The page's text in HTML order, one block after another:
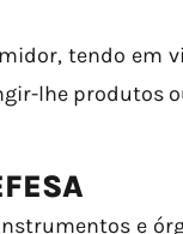
tendo em
lhe produtos
e